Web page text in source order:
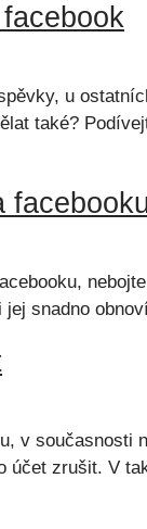
u
také?
jej snadno
v současnosti
účet zrušit. V